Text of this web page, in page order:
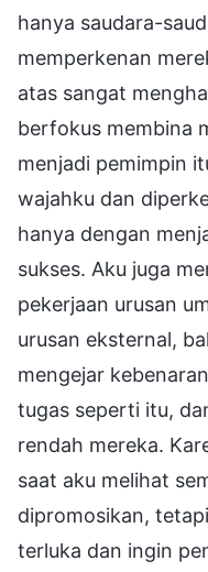
hanya saudara-
memperkenan
atas sangat
berfokus membina
menjadi pemimpin
wajahku dan
hanya dengan
sukses. Aku juga
pekerjaan urusan
urusan eksternal,
mengejar
tugas seperti itu,
rendah mereka.
saat aku melihat
dipromosikan,
terluka dan ingin